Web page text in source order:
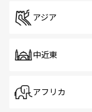
アジア
中近東
アフリカ